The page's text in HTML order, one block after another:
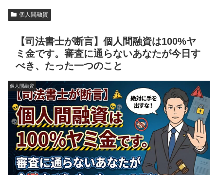
個人間融資
【司法書士が断言】個人間融資は100%ヤ
ミ金です。審査に通らないあなたが今日す
べき、たった一つのこと
個人間融資